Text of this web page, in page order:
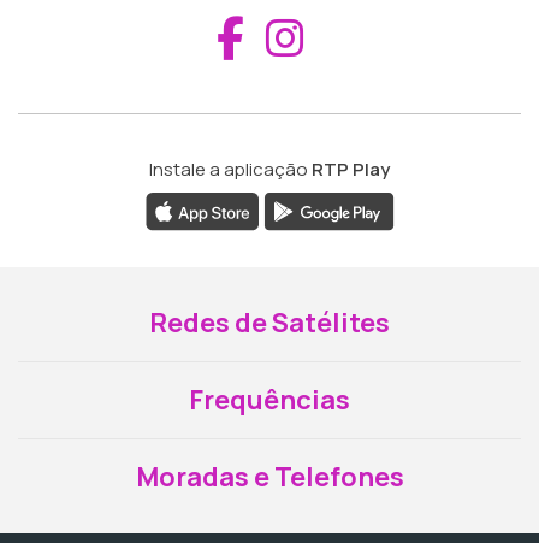
Aceder ao
Instale a aplicação RTP Play
Redes de Satélites
Frequências
Moradas e Telefones